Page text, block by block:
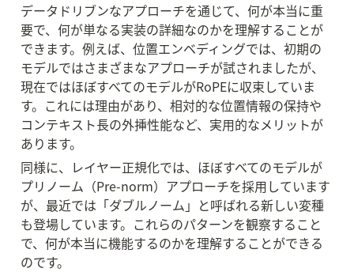
データドリブンなアプローチを通じて、何が本当に重
要で、何が単なる実装の詳細なのかを理解することが
できます。例えば、位置エンベディングでは、初期の
モデルではさまざまなアプローチが試されましたが、
現在ではほぼすべてのモデルがRoPEに収束していま
す。これには理由があり、相対的な位置情報の保持や
コンテキスト長の外挿性能など、実用的なメリットが
あります。
同様に、レイヤー正規化では、ほぼすべてのモデルが
プリノーム（Pre-norm）アプローチを採用しています
が、最近では「ダブルノーム」と呼ばれる新しい変種
も登場しています。これらのパターンを観察すること
で、何が本当に機能するのかを理解することができる
のです。